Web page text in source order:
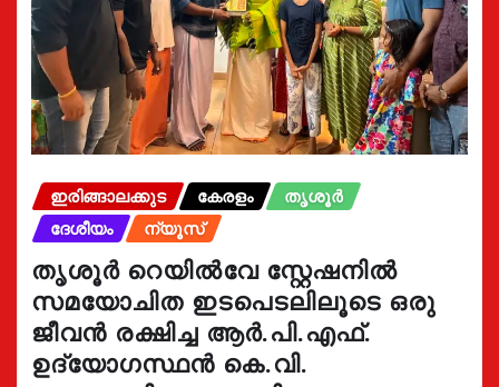
ഇരിങ്ങാലക്കുട കേരളം
തൃശൂർ
ദേശീയം
ന്യൂസ്
തൃശൂർ റെയിൽവേ സ്റ്റേഷനിൽ
സമയോചിത ഇടപെടലിലൂടെ ഒരു
ജീവൻ രക്ഷിച്ച ആർ.പി.എഫ്.
ഉദ്യോഗസ്ഥൻ കെ.വി.